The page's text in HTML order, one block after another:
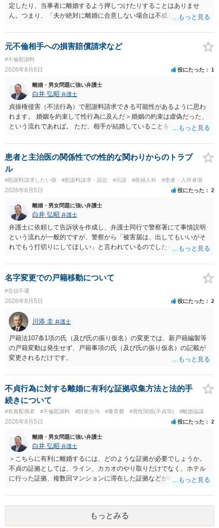
定したり、当事者に離婚するよう押しつけたりすることはありませ
ん。つまり、「夫が絶対に離婚に合意しない場合は不成立になり」、
きません。 調停段階での離婚成立を希望するなら、夫が離婚に前向き
になるような条件提示をする等、模索するほかありません（極端な話
をいえば、夫から「この条件なら離婚してもよい」として提示された
条件を全部丸呑みする、という方法しかないかもしれません）。た
だ、離婚訴訟をしたくないという考えを見透かされてしまうと、逆に
足下を見られてしまいますので、注意する必要があります。 夫が離婚
に抵抗する可能性が高いのであれば、むしろ淡々と調停不成立にして
離婚訴訟で離婚原因を主張し、判決へ持っていく方が近道であること
も少なくありません。見通し等を含め、弁護士へ相談・依頼した方が
よいと思います。
元不倫相手への損害賠償請求など
#不倫慰謝料
2026年8月6日 役にたった 1
離婚・男女問題に強い弁護士
白井 弘昭 弁護士
貞操権侵害（不法行為）で慰謝料請求できる可能性があるように思わ
れます。 婚姻を約束して性行為に及んだ＞婚姻の約束は虚偽だった、
という流れであれば。 ただ、相手が結婚していることを知って行為に
性も認められそうですので、あまり慰謝料は高額にならないように思
われます。 一度、最寄りの弁護士に相談してみてください。
患者と主治医の関係性での性的な関わりからのトラブ
ル
#慰謝料請求したい側 #慰謝料請求・訴訟 #示談 #産婦人科 #患者・入所者側
2026年8月5日 役にたった 2
離婚・男女問題に強い弁護士
白井 弘昭 弁護士
弁護士に依頼して告訴状を作成し、弁護士同行で警察署にて事情説明
という流れが一般的ですが、警察から「被害届は、出してもいいがそ
れでもう打切りにしてほしい」と言われているのでしたら、あまり結
検察庁に訴えるのもありかもしれないですが、実際に捜査をするの
は、結局所轄だと思われますので、やはり結論は変わらないかもしれ
ないです。 一度、最寄りの「刑事に強い」とうたっている弁護士に相
談してみてはいかがでしょうか。 以上、ご参考まで。
名字変更での戸籍移動について
#音信不通
2026年8月5日 役にたった 2
川添 圭 弁護士
戸籍法107条1項の氏（及び氏の振り仮名）の変更では、新戸籍編製等
の戸籍変動は発生せず、戸籍事項の氏（及び氏の振り仮名）の記載が
変更されるだけです。
不貞行為に対する離婚に有利な証拠収集方法と法的手
続きについて
#有責配偶者 #不倫慰謝料 #財産分与 #養育費 #異性関係(不貞等) #離婚協議
2026年8月5日 役にたった 2
離婚・男女問題に強い弁護士
白井 弘昭 弁護士
＞こちらに有利に離婚するには、どのような証拠が必要でしょうか。
不貞の証拠としては、ライン、カカオのやり取りだけでなく、ホテル
に行った証拠、複数回マンションに滞在した証拠などが有効です。 不
婚する、慰謝料をとるなど）ことができると思われます。 ただし、不
貞発覚後、長期間同居を続けると、不貞を許したとの評価につながる
場合がありますので、ご注意ください。 以上、ご参考まで。
もっとみる